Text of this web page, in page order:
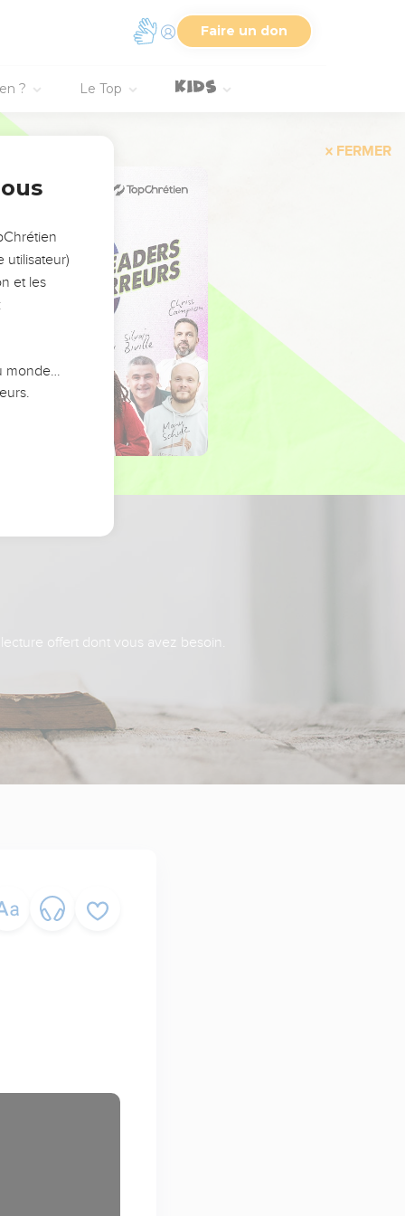
Faire un don
? Le Top
FERMER
offert dont vous avez besoin.
utilisateur)
et les
monde…